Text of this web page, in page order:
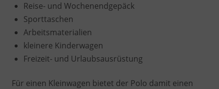
Reise- und Wochenendgepäck
Sporttaschen
Arbeitsmaterialien
kleinere Kinderwagen
Freizeit- und Urlaubsausrüstung
Für einen Kleinwagen bietet der Polo damit einen